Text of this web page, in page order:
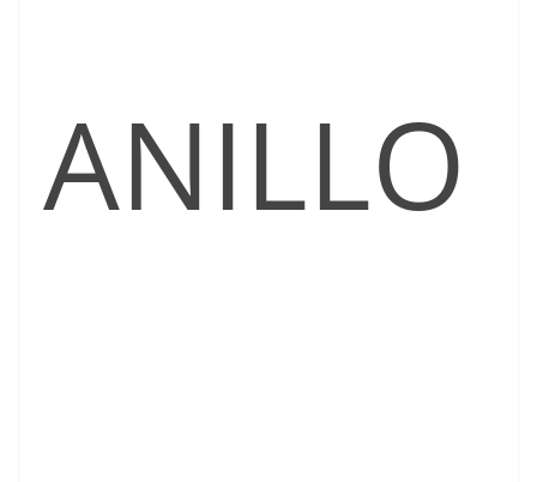
ANILLO